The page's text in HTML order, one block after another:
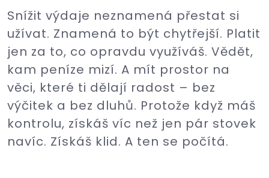
Snížit výdaje neznamená přestat si
užívat. Znamená to být chytřejší. Platit
jen za to, co opravdu využíváš. Vědět,
kam peníze mizí. A mít prostor na
věci, které ti dělají radost – bez
výčitek a bez dluhů. Protože když máš
kontrolu, získáš víc než jen pár stovek
navíc. Získáš klid. A ten se počítá.